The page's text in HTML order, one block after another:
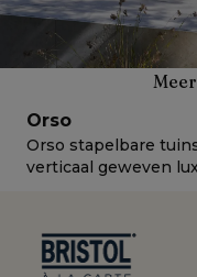
Orso
Orso stapelbare
verticaal geweven